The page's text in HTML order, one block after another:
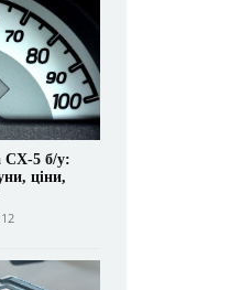
CX-5 б/у:
ціни,